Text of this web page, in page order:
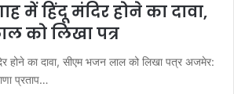
में हिंदू मंदिर होने का दावा,
को लिखा पत्र
होने का दावा, सीएम भजन लाल को लिखा पत्र अजमेर:
प्रताप…